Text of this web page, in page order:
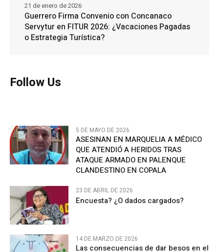
Guerrero Firma Convenio con Concanaco
Servytur en FITUR 2026: ¿Vacaciones Pagadas
o Estrategia Turística?
21 de enero de 2026
Follow Us
5 DE MAYO DE 2026
ASESINAN EN MARQUELIA A MÉDICO
QUE ATENDIÓ A HERIDOS TRAS
ATAQUE ARMADO EN PALENQUE
CLANDESTINO EN COPALA
23 DE ABRIL DE 2026
Encuesta? ¿O dados cargados?
14 DE MARZO DE 2026
Las consecuencias de dar besos en el